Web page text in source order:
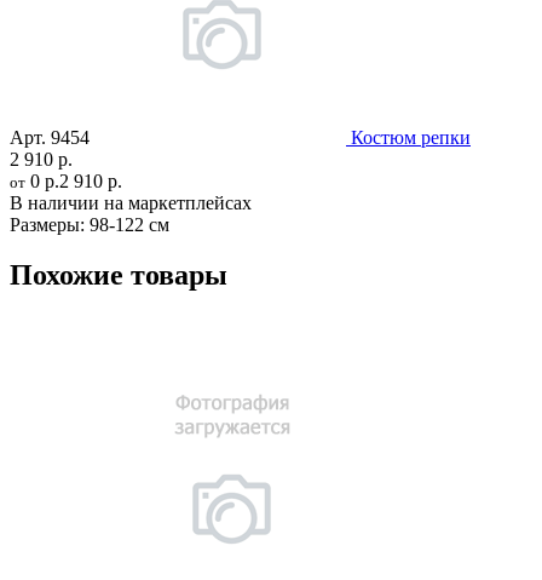
Арт. 9454
Костюм репки
2 910 р.
от 0 р.2 910 р.
В наличии на маркетплейсах
Размеры: 98-122 см
Похожие товары